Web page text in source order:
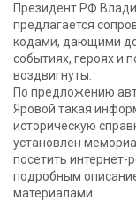
Президент РФ
предлагается
кодами, дающими
событиях, героях и
воздвигнуты.
По предложению
Яровой такая
историческую
установлен
посетить
подробным
материалами.